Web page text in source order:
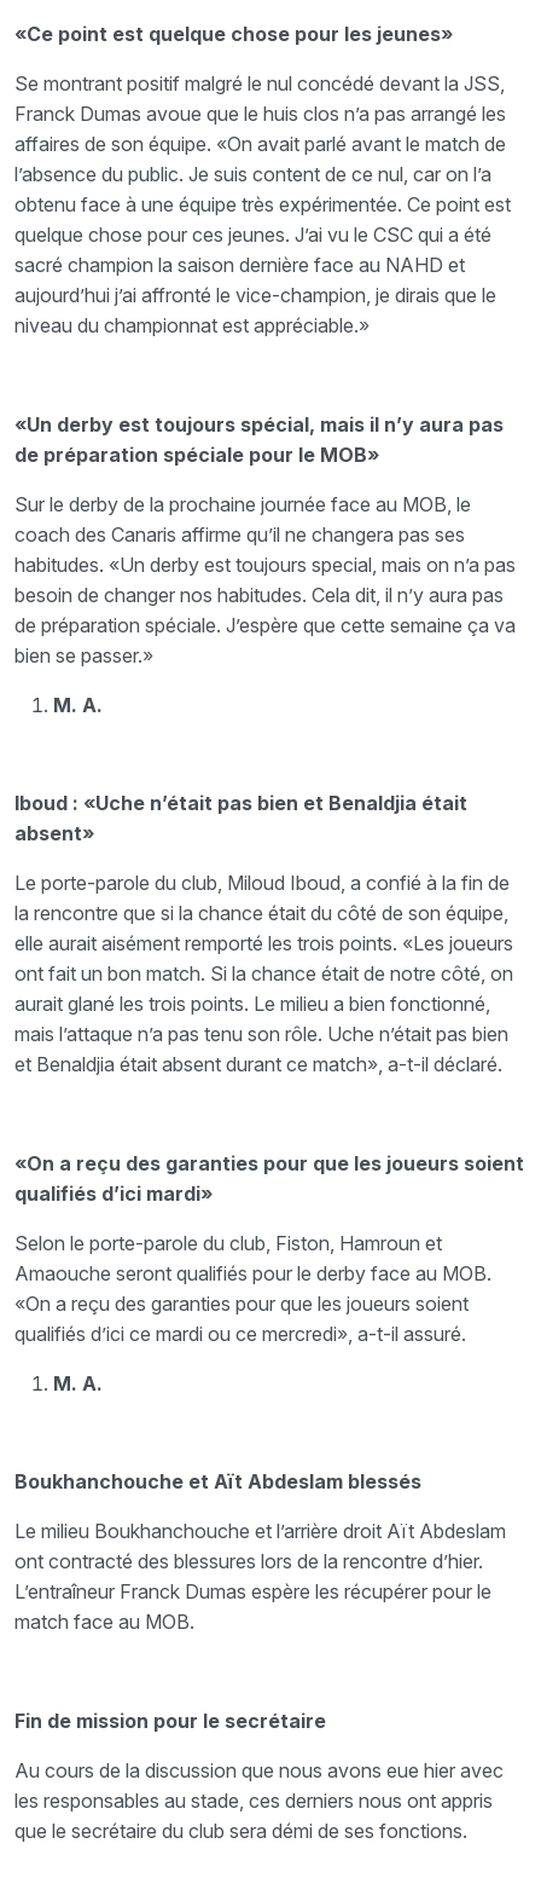
«Ce point est quelque chose pour les jeunes»
Se montrant positif malgré le nul concédé devant la JSS,
Franck Dumas avoue que le huis clos n’a pas arrangé les
affaires de son équipe. «On avait parlé avant le match de
l’absence du public. Je suis content de ce nul, car on l’a
obtenu face à une équipe très expérimentée. Ce point est
quelque chose pour ces jeunes. J’ai vu le CSC qui a été
sacré champion la saison dernière face au NAHD et
aujourd’hui j’ai affronté le vice-champion, je dirais que le
niveau du championnat est appréciable.»
«Un derby est toujours spécial, mais il n’y aura pas
de préparation spéciale pour le MOB»
Sur le derby de la prochaine journée face au MOB, le
coach des Canaris affirme qu’il ne changera pas ses
habitudes. «Un derby est toujours special, mais on n’a pas
besoin de changer nos habitudes. Cela dit, il n’y aura pas
de préparation spéciale. J’espère que cette semaine ça va
bien se passer.»
M. A.
Iboud : «Uche n’était pas bien et Benaldjia était
absent»
Le porte-parole du club, Miloud Iboud, a confié à la fin de
la rencontre que si la chance était du côté de son équipe,
elle aurait aisément remporté les trois points. «Les joueurs
ont fait un bon match. Si la chance était de notre côté, on
aurait glané les trois points. Le milieu a bien fonctionné,
mais l’attaque n’a pas tenu son rôle. Uche n’était pas bien
et Benaldjia était absent durant ce match», a-t-il déclaré.
«On a reçu des garanties pour que les joueurs soient
qualifiés d’ici mardi»
Selon le porte-parole du club, Fiston, Hamroun et
Amaouche seront qualifiés pour le derby face au MOB.
«On a reçu des garanties pour que les joueurs soient
qualifiés d’ici ce mardi ou ce mercredi», a-t-il assuré.
M. A.
Boukhanchouche et Aït Abdeslam blessés
Le milieu Boukhanchouche et l’arrière droit Aït Abdeslam
ont contracté des blessures lors de la rencontre d’hier.
L’entraîneur Franck Dumas espère les récupérer pour le
match face au MOB.
Fin de mission pour le secrétaire
Au cours de la discussion que nous avons eue hier avec
les responsables au stade, ces derniers nous ont appris
que le secrétaire du club sera démi de ses fonctions.